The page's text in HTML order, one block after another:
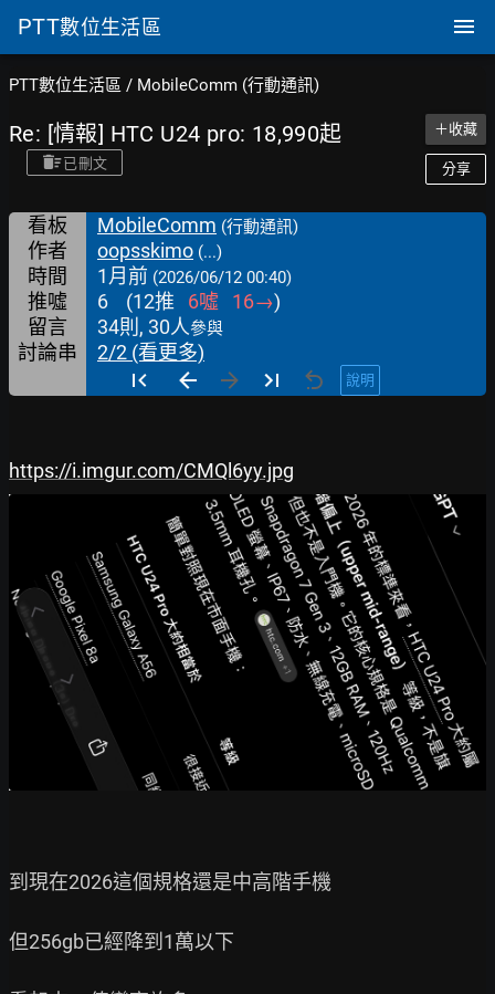
PTT數位生活區
PTT數位生活區 / MobileComm (行動通訊)
Re: [情報] HTC U24 pro: 18,990起
已刪文
＋收藏
分享
看板 MobileComm (行動通訊)
作者 oopsskimo (...)
時間 1月前 (2026/06/12 00:40)
推噓 6 (12推 6噓 16→)
留言
34則, 30人參與
討論串 2/2 (看更多)
說明
https://i.imgur.com/CMQl6yy.jpg
到現在2026這個規格還是中高階手機
但256gb已經降到1萬以下